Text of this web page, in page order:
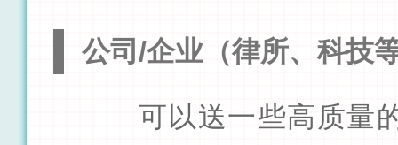
公司/企业（律所、科技
可以送一些高质量